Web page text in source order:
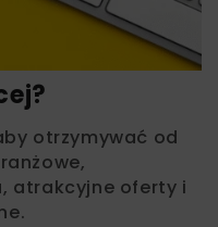
otrzymywać od
atrakcyjne oferty i